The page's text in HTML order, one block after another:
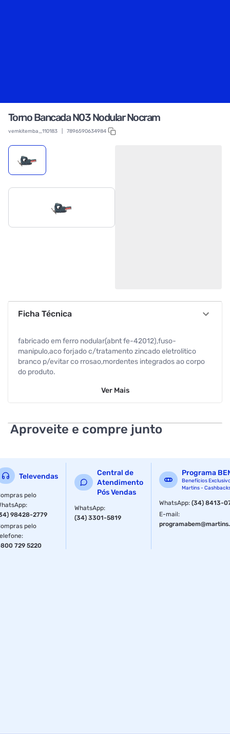
Torno Bancada N03 Nodular Nocram
vemkitemba_110183 7896590634984
Ficha Técnica
fabricado em ferro nodular(abnt fe-42012),fuso-
manipulo,aco forjado c/tratamento zincado eletrolitico
branco p/evitar co rrosao,mordentes integrados ao corpo
do produto.
Ver Mais
Aproveite e compre junto
Televendas
pelo
:
98428-2779
pelo
:
729 5220
Central de
Atendimento
Pós Vendas
WhatsApp:
(34) 3301-5819
Programa
Benefícios
Martins -
WhatsApp:(34) 8413-
E-mail: